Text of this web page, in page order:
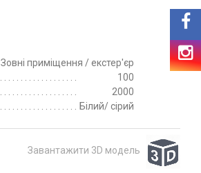
Зовні приміщення / екстер'єр
100
2000
Білий/ сірий
Завантажити 3D модель